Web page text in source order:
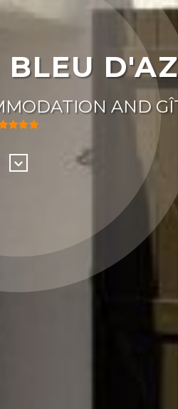
BLEU
AND